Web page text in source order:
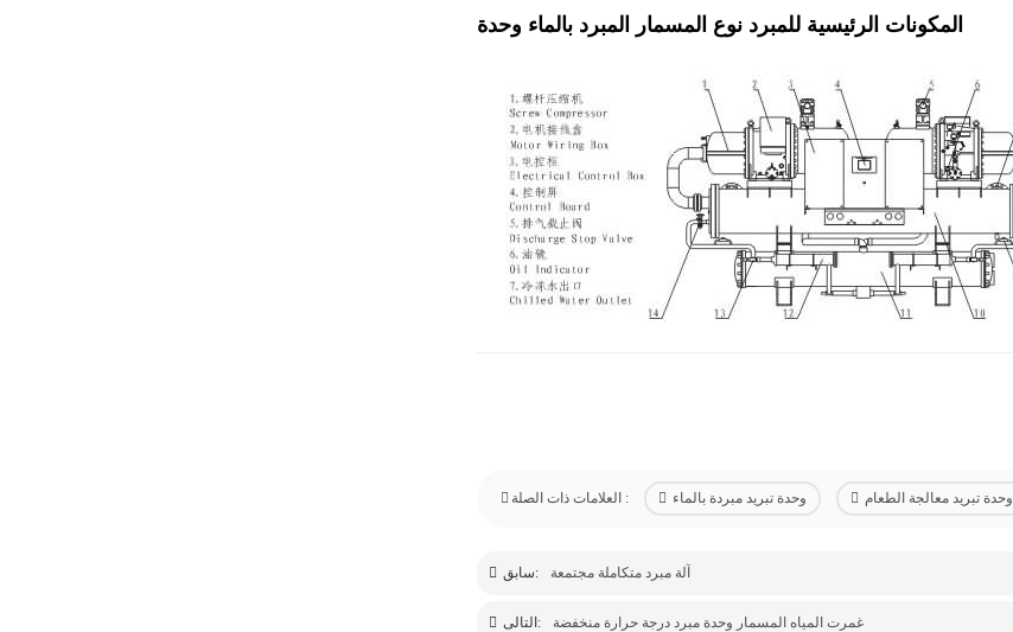
المكونات الرئيسية للمبرد نوع المسمار المبرد بالماء وحدة
العلامات ذات الصلة : وحدة تبريد مبردة بالماء وحدة تبريد معالجة الطعام
سابق: آلة مبرد متكاملة مجتمعة
التالى: غمرت المياه المسمار وحدة مبرد درجة حرارة منخفضة